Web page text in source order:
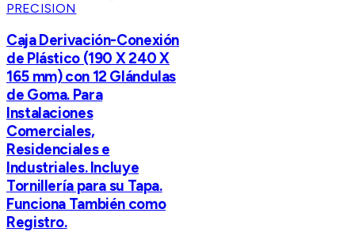
PRECISION
Caja Derivación-Conexión
de Plástico (190 X 240 X
165 mm) con 12 Glándulas
de Goma. Para
Instalaciones
Comerciales,
Residenciales e
Industriales. Incluye
Tornillería para su Tapa.
Funciona También como
Registro.